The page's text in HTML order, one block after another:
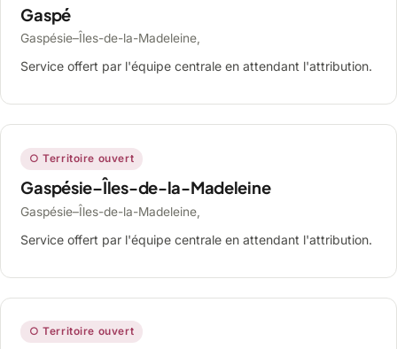
Gaspé
Gaspésie–Îles-de-la-Madeleine,
Service offert par l'équipe centrale en attendant l'attribution.
○ Territoire ouvert
Gaspésie–Îles-de-la-Madeleine
Gaspésie–Îles-de-la-Madeleine,
Service offert par l'équipe centrale en attendant l'attribution.
○ Territoire ouvert